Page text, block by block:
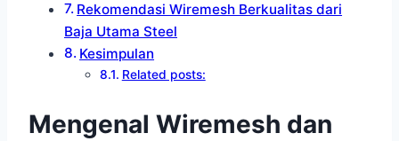
Rekomendasi Wiremesh Berkualitas dari
Baja Utama Steel
Kesimpulan
Related posts:
Mengenal Wiremesh dan